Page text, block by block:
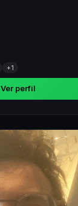
+1
Ver perfil